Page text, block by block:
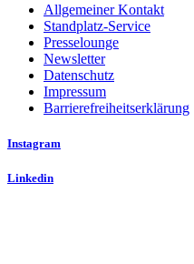
Allgemeiner Kontakt
Standplatz-Service
Presselounge
Newsletter
Datenschutz
Impressum
Barrierefreiheitserklärung
Instagram
Linkedin